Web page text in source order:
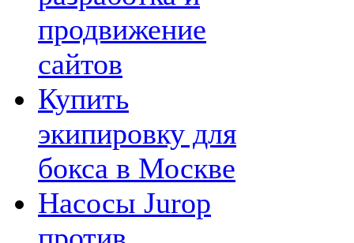
продвижение
сайтов
Купить
экипировку для
бокса в Москве
Насосы Jurop